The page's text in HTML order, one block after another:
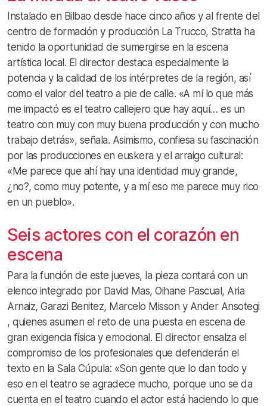
Instalado en Bilbao desde hace cinco años y al frente del
centro de formación y producción La Trucco, Stratta ha
tenido la oportunidad de sumergirse en la escena
artística local. El director destaca especialmente la
potencia y la calidad de los intérpretes de la región, así
como el valor del teatro a pie de calle. «A mí lo que más
me impactó es el teatro callejero que hay aquí… es un
teatro con muy con muy buena producción y con mucho
trabajo detrás», señala. Asimismo, confiesa su fascinación
por las producciones en euskera y el arraigo cultural:
«Me parece que ahí hay una identidad muy grande,
¿no?, como muy potente, y a mí eso me parece muy rico
en un pueblo».
Seis actores con el corazón en
escena
Para la función de este jueves, la pieza contará con un
elenco integrado por David Mas, Oihane Pascual, Aria
Arnaiz, Garazi Benitez, Marcelo Misson y Ander Ansotegi
, quienes asumen el reto de una puesta en escena de
gran exigencia física y emocional. El director ensalza el
compromiso de los profesionales que defenderán el
texto en la Sala Cúpula: «Son gente que lo dan todo y
eso en el teatro se agradece mucho, porque uno se da
cuenta en el teatro cuando el actor está haciendo lo que